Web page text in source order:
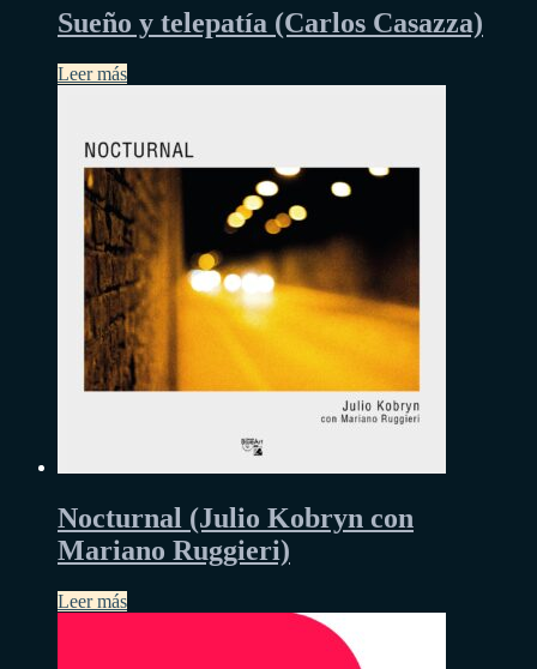
Sueño y telepatía (Carlos Casazza)
Leer más
Nocturnal (Julio Kobryn con
Mariano Ruggieri)
Leer más